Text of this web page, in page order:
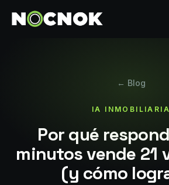
← Blog
IA INMOBILIARIA
Por qué
minutos vende 21
(y cómo